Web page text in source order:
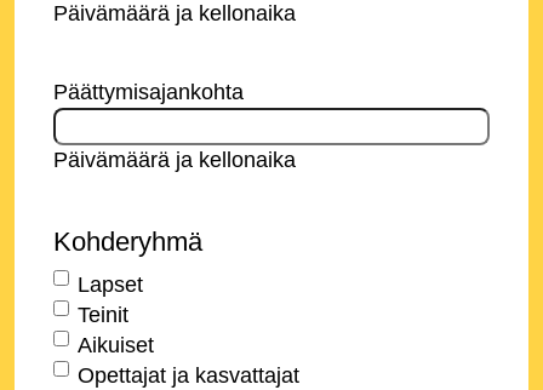
Päivämäärä ja kellonaika
Päättymisajankohta
Päivämäärä ja kellonaika
Kohderyhmä
Lapset
Teinit
Aikuiset
Opettajat ja kasvattajat